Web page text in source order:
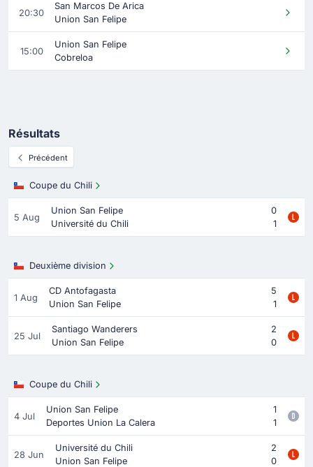
20:30
San Marcos De Arica
Union San Felipe
15:00
Union San Felipe
Cobreloa
Résultats
Précédent
Coupe du Chili
5 Aug
Union San Felipe
0
Université du Chili
1
Deuxième division
1 Aug
CD Antofagasta
5
Union San Felipe
1
25 Jul
Santiago Wanderers
2
Union San Felipe
0
Coupe du Chili
4 Jul
Union San Felipe
1
Deportes Union La Calera
1
28 Jun
Université du Chili
2
Union San Felipe
0